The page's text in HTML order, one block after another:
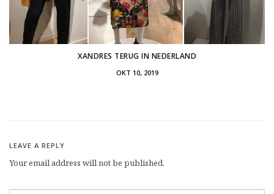
XANDRES TERUG IN NEDERLAND
OKT 10, 2019
LEAVE A REPLY
Your email address will not be published.